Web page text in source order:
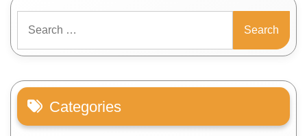
for:
Categories